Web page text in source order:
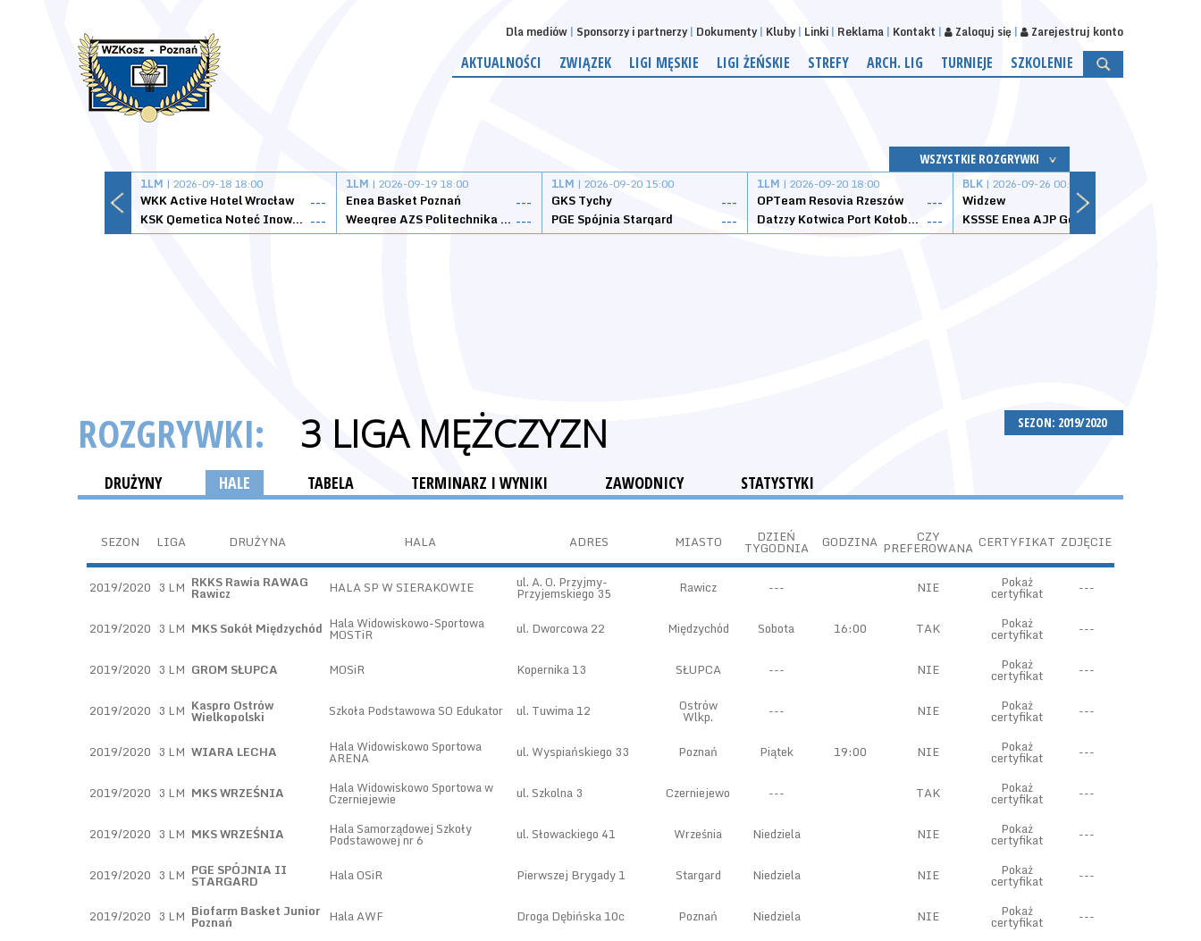
Dla mediów Sponsorzy i partnerzy Dokumenty Kluby Linki Reklama Kontakt Zaloguj się Zarejestruj konto
AKTUALNOŚCI ZWIĄZEK LIGI MĘSKIE LIGI ŻEŃSKIE STREFY ARCH. LIG TURNIEJE SZKOLENIE
WSZYSTKIE ROZGRYWKI
1LM | 2026-09-18 18:00
WKK Active Hotel Wrocław
---
KSK Qemetica Noteć Inowrocław ---
1LM | 2026-09-19 18:00
Enea Basket Poznań
---
Weegree AZS Politechnika Opolska ---
1LM | 2026-09-20 15:00
GKS Tychy
---
PGE Spójnia Stargard
---
1LM | 2026-09-20 18:00
OPTeam Resovia Rzeszów
---
Datzzy Kotwica Port Kołobrzeg ---
BLK | 2026-09-26 00:00
Widzew
SEZON: 2019/2020
ROZGRYWKI: 3 LIGA MĘŻCZYZN
DRUŻYNY HALE TABELA TERMINARZ I WYNIKI ZAWODNICY STATYSTYKI
SEZON LIGA DRUŻYNA HALA ADRES MIASTO DZIEŃ
TYGODNIA GODZINA CZY
PREFEROWANA CERTYFIKAT ZDJĘCIE
2019/2020 3 LM RKKS Rawia RAWAG
Rawicz HALA SP W SIERAKOWIE ul. A. O. Przyjmy-
Przyjemskiego 35 Rawicz --- NIE Pokaż
certyfikat ---
2019/2020 3 LM MKS Sokół Międzychód Hala Widowiskowo-Sportowa
MOSTiR ul. Dworcowa 22 Międzychód Sobota 16:00 TAK Pokaż
certyfikat ---
2019/2020 3 LM GROM SŁUPCA MOSiR Kopernika 13 SŁUPCA --- NIE Pokaż
certyfikat ---
2019/2020 3 LM Kaspro Ostrów
Wielkopolski Szkoła Podstawowa SO Edukator ul. Tuwima 12 Ostrów
Wlkp. --- NIE Pokaż
certyfikat ---
2019/2020 3 LM WIARA LECHA Hala Widowiskowo Sportowa
ARENA ul. Wyspiańskiego 33 Poznań Piątek 19:00 NIE Pokaż
certyfikat ---
2019/2020 3 LM MKS WRZEŚNIA Hala Widowiskowo Sportowa w
Czerniejewie ul. Szkolna 3 Czerniejewo --- TAK Pokaż
certyfikat ---
2019/2020 3 LM MKS WRZEŚNIA Hala Samorządowej Szkoły
Podstawowej nr 6 ul. Słowackiego 41 Września Niedziela NIE Pokaż
certyfikat ---
2019/2020 3 LM PGE SPÓJNIA II
STARGARD Hala OSiR Pierwszej Brygady 1 Stargard Niedziela NIE Pokaż
certyfikat ---
2019/2020 3 LM Biofarm Basket Junior
Poznań Hala AWF Droga Dębińska 10c Poznań Niedziela NIE Pokaż
certyfikat ---